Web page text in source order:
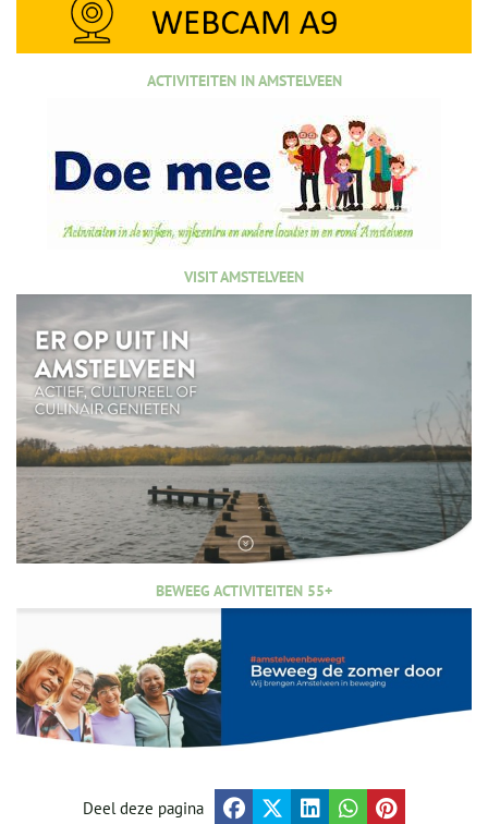
ACTIVITEITEN IN AMSTELVEEN
VISIT AMSTELVEEN
BEWEEG ACTIVITEITEN 55+
Deel deze pagina